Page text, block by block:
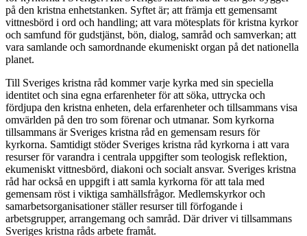
på den kristna enhetstanken. Syftet är; att främja ett gemensamt
vittnesbörd i ord och handling; att vara mötesplats för kristna kyrkor
och samfund för gudstjänst, bön, dialog, samråd och samverkan; att
vara samlande och samordnande ekumeniskt organ på det nationella
planet.
Till Sveriges kristna råd kommer varje kyrka med sin speciella
identitet och sina egna erfarenheter för att söka, uttrycka och
fördjupa den kristna enheten, dela erfarenheter och tillsammans visa
omvärlden på den tro som förenar och utmanar. Som kyrkorna
tillsammans är Sveriges kristna råd en gemensam resurs för
kyrkorna. Samtidigt stöder Sveriges kristna råd kyrkorna i att vara
resurser för varandra i centrala uppgifter som teologisk reflektion,
ekumeniskt vittnesbörd, diakoni och socialt ansvar. Sveriges kristna
råd har också en uppgift i att samla kyrkorna för att tala med
gemensam röst i viktiga samhällsfrågor. Medlemskyrkor och
samarbetsorganisationer ställer resurser till förfogande i
arbetsgrupper, arrangemang och samråd. Där driver vi tillsammans
Sveriges kristna råds arbete framåt.